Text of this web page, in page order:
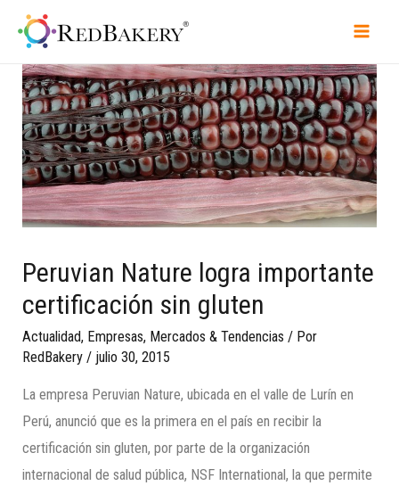
Peruvian Nature logra importante
certificación sin gluten
Actualidad, Empresas, Mercados & Tendencias / Por
RedBakery / julio 30, 2015
La empresa Peruvian Nature, ubicada en el valle de Lurín en
Perú, anunció que es la primera en el país en recibir la
certificación sin gluten, por parte de la organización
internacional de salud pública, NSF International, la que permite